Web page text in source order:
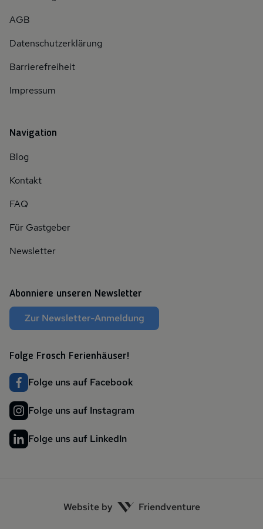
AGB
Datenschutzerklärung
Barrierefreiheit
Impressum
Navigation
Blog
Kontakt
FAQ
Für Gastgeber
Newsletter
Abonniere unseren Newsletter
Zur Newsletter-Anmeldung
Folge Frosch Ferienhäuser!
Folge uns auf Facebook
Folge uns auf Instagram
Folge uns auf LinkedIn
Website by Friendventure